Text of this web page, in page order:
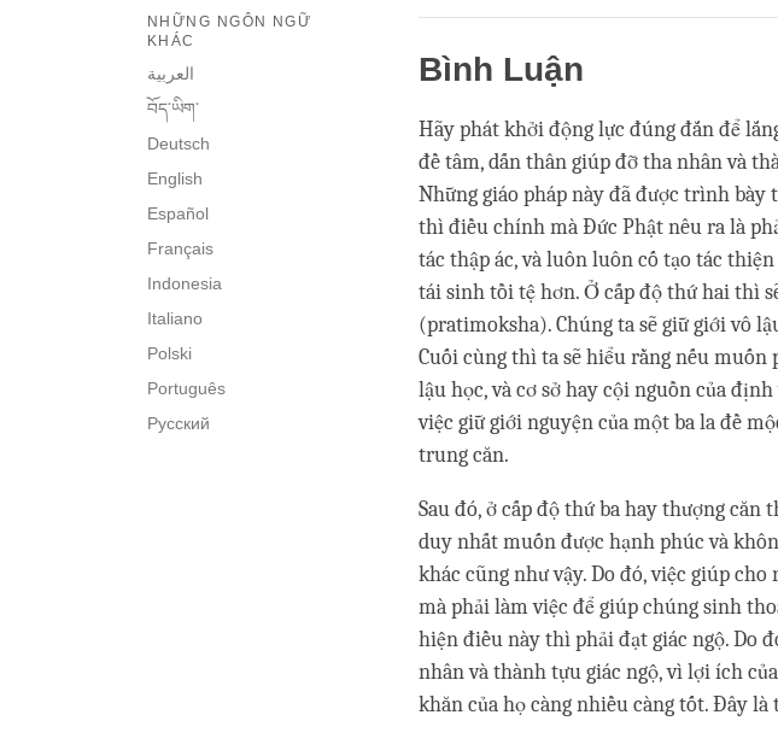
on
NHỮNG NGÔN NGỮ
KHÁC
العربية
བོད་ཡིག་
Deutsch
English
Español
Français
Indonesia
Italiano
Polski
Português
Русский
Bình Luận
Hãy phát khởi động lực đúng đắn để
đề tâm, dấn thân giúp đỡ tha nhân và
Những giáo pháp này đã được trình bày
thì điều chính mà Đức Phật nêu ra là
tác thập ác, và luôn luôn cố tạo tác
tái sinh tồi tệ hơn. Ở cấp độ thứ hai thì
(pratimoksha). Chúng ta sẽ giữ giới vô
Cuối cùng thì ta sẽ hiểu rằng nếu
lậu học, và cơ sở hay cội nguồn của
việc giữ giới nguyện của một ba la đề
trung căn.
Sau đó, ở cấp độ thứ ba hay thượng
duy nhất muốn được hạnh phúc và
khác cũng như vậy. Do đó, việc giúp
mà phải làm việc để giúp chúng sinh
hiện điều này thì phải đạt giác ngộ. Do
nhân và thành tựu giác ngộ, vì lợi ích
khăn của họ càng nhiều càng tốt. Đây